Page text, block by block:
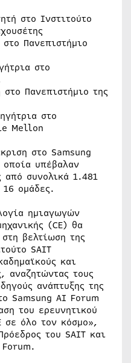
στο Ινστιτούτο
Πανεπιστήμιο
στο
Πανεπιστήμιο της
στο
Mellon
στο Samsung
υπέβαλαν
από συνολικά 1.481
ομάδες.
ημιαγωγών
(CE) θα
βελτίωση της
SAIT
και
αναζητώντας τους
ανάπτυξης της
Samsung AI Forum
του ερευνητικού
σε όλο τον κόσμο»,
του SAIT και